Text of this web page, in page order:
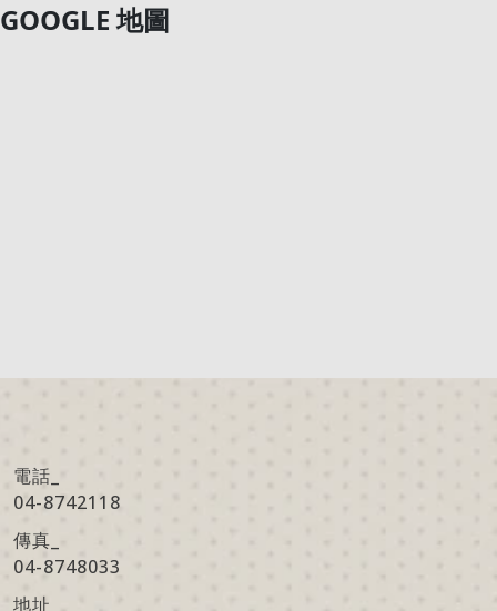
GOOGLE 地圖
電話_
04-8742118
傳真
04-8748033
地址